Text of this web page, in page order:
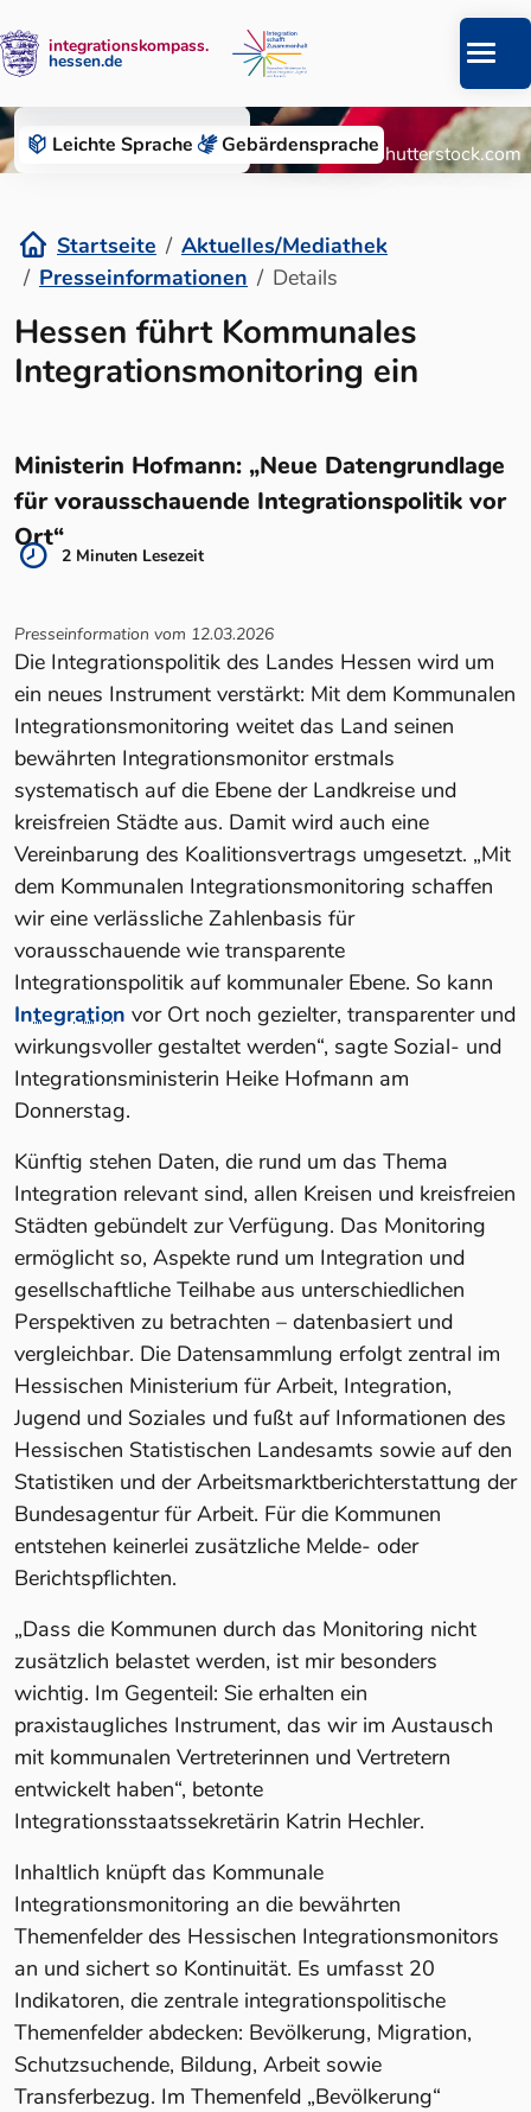
Leichte Sprache Gebärden­sprache
Zum Inhalt springen
integrationskompass.
hessen.de
Aktuelles/Mediathek
© Microgen/Shutterstock.com
Startseite
Aktuelles/Mediathek
Presseinformationen
Details
Details
Hessen führt Kommunales
Integrationsmonitoring ein
Ministerin Hofmann: „Neue Datengrundlage
für vorausschauende Integrationspolitik vor
Ort“
2 Minuten Lesezeit
Presseinformation vom 12.03.2026
Die Integrationspolitik des Landes Hessen wird um
ein neues Instrument verstärkt: Mit dem Kommunalen
Integrationsmonitoring weitet das Land seinen
bewährten Integrationsmonitor erstmals
systematisch auf die Ebene der Landkreise und
kreisfreien Städte aus. Damit wird auch eine
Vereinbarung des Koalitionsvertrags umgesetzt. „Mit
dem Kommunalen Integrationsmonitoring schaffen
wir eine verlässliche Zahlenbasis für
vorausschauende wie transparente
Integrationspolitik auf kommunaler Ebene. So kann
Integration vor Ort noch gezielter, transparenter und
wirkungsvoller gestaltet werden“, sagte Sozial- und
Integrationsministerin Heike Hofmann am
Donnerstag.
Künftig stehen Daten, die rund um das Thema
Integration relevant sind, allen Kreisen und kreisfreien
Städten gebündelt zur Verfügung. Das Monitoring
ermöglicht so, Aspekte rund um Integration und
gesellschaftliche Teilhabe aus unterschiedlichen
Perspektiven zu betrachten – datenbasiert und
vergleichbar. Die Datensammlung erfolgt zentral im
Hessischen Ministerium für Arbeit, Integration,
Jugend und Soziales und fußt auf Informationen des
Hessischen Statistischen Landesamts sowie auf den
Statistiken und der Arbeitsmarktberichterstattung der
Bundesagentur für Arbeit. Für die Kommunen
entstehen keinerlei zusätzliche Melde- oder
Berichtspflichten.
„Dass die Kommunen durch das Monitoring nicht
zusätzlich belastet werden, ist mir besonders
wichtig. Im Gegenteil: Sie erhalten ein
praxistaugliches Instrument, das wir im Austausch
mit kommunalen Vertreterinnen und Vertretern
entwickelt haben“, betonte
Integrationsstaatssekretärin Katrin Hechler.
Inhaltlich knüpft das Kommunale
Integrationsmonitoring an die bewährten
Themenfelder des Hessischen Integrationsmonitors
an und sichert so Kontinuität. Es umfasst 20
Indikatoren, die zentrale integrationspolitische
Themenfelder abdecken: Bevölkerung, Migration,
Schutzsuchende, Bildung, Arbeit sowie
Transferbezug. Im Themenfeld „Bevölkerung“